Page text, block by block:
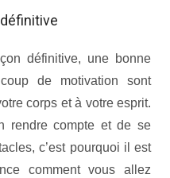
définitive, une bonne
de motivation sont
corps et à votre esprit.
rendre compte et de se
c’est pourquoi il est
comment vous allez